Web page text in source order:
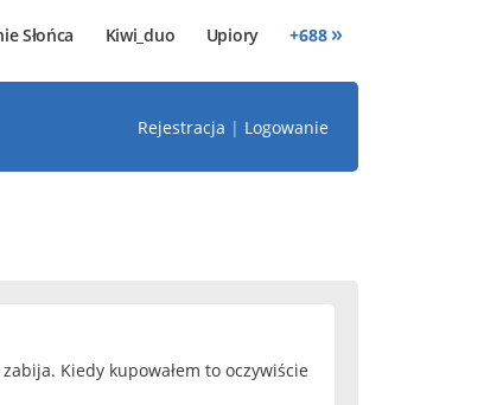
Słońca Kiwi_duo Upiory +688 »
Rejestracja | Logowanie
Kiedy kupowałem to oczywiście